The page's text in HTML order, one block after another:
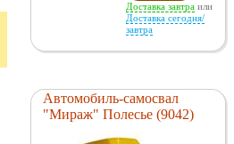
Доставка завтра или
Доставка сегодня/
завтра
Автомобиль-самосвал
"Мираж" Полесье (9042)